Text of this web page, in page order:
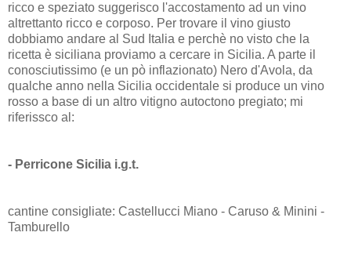
ricco e speziato suggerisco l'accostamento ad un vino
altrettanto ricco e corposo. Per trovare il vino giusto
dobbiamo andare al Sud Italia e perchè no visto che la
ricetta è siciliana proviamo a cercare in Sicilia. A parte il
conosciutissimo (e un pò inflazionato) Nero d'Avola, da
qualche anno nella Sicilia occidentale si produce un vino
rosso a base di un altro vitigno autoctono pregiato; mi
riferissco al:
- Perricone Sicilia i.g.t.
cantine consigliate: Castellucci Miano - Caruso & Minini -
Tamburello